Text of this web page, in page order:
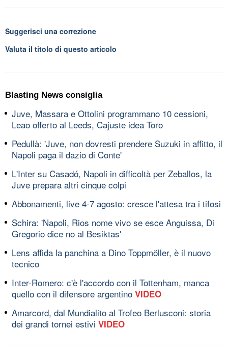
Suggerisci una correzione
Valuta il titolo di questo articolo
Blasting News consiglia
Juve, Massara e Ottolini programmano 10 cessioni,
Leao offerto al Leeds, Cajuste idea Toro
Pedullà: 'Juve, non dovresti prendere Suzuki in affitto, il
Napoli paga il dazio di Conte'
L'Inter su Casadó, Napoli in difficoltà per Zeballos, la
Juve prepara altri cinque colpi
Abbonamenti, live 4-7 agosto: cresce l'attesa tra i tifosi
Schira: 'Napoli, Rios nome vivo se esce Anguissa, Di
Gregorio dice no al Besiktas'
Lens affida la panchina a Dino Toppmöller, è il nuovo
tecnico
Inter-Romero: c'è l'accordo con il Tottenham, manca
quello con il difensore argentino VIDEO
Amarcord, dal Mundialito al Trofeo Berlusconi: storia
dei grandi tornei estivi VIDEO